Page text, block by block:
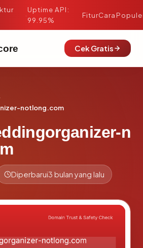
·
Uptime API:
99.95%
FiturCara
Cek Gratis
notlong.com
n
Diperbarui3 bulan yang lalu